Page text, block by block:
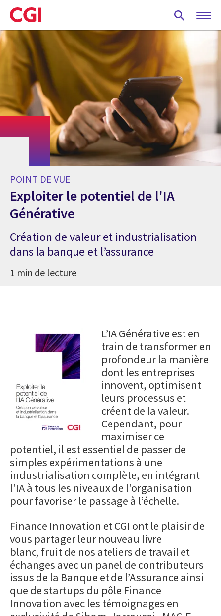
Skip
to
main
content
POINT DE VUE
Exploiter le potentiel de l'IA
Générative
Création de valeur et industrialisation
dans la banque et l’assurance
1 min de lecture
L’IA Générative est en
train de transformer en
profondeur la manière
dont les entreprises
innovent, optimisent
leurs processus et
créent de la valeur.
Cependant, pour
maximiser ce
potentiel, il est essentiel de passer de
simples expérimentations à une
industrialisation complète, en intégrant
l'IA à tous les niveaux de l'organisation
pour favoriser le passage à l’échelle.
Finance Innovation et CGI ont le plaisir de
vous partager leur nouveau livre
blanc, fruit de nos ateliers de travail et
échanges avec un panel de contributeurs
issus de la Banque et de l’Assurance ainsi
que de startups du pôle Finance
Innovation avec les témoignages en